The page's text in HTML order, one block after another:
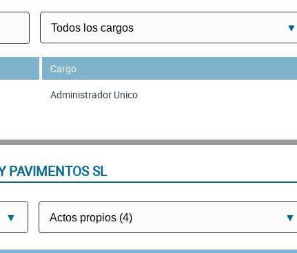
Cargo
Administrador Unico
PAVIMENTOS SL